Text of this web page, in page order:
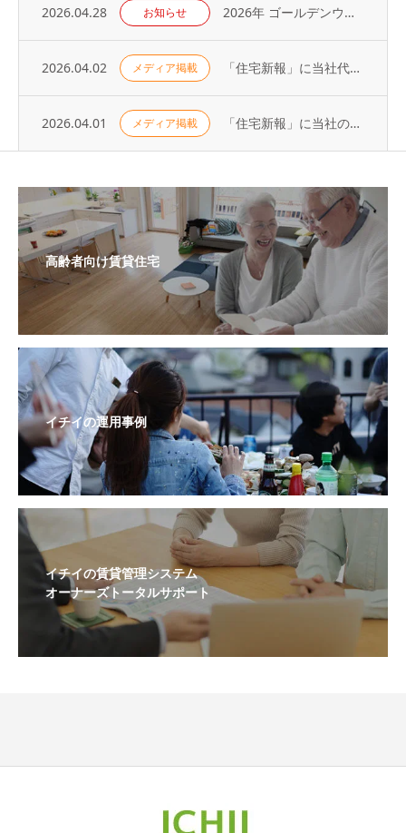
2026.04.28 お知らせ 2026年 ゴールデンウィーク休業のお知らせ
2026.04.02 メディア掲載 「住宅新報」に当社代表の取材記事が掲載されました（2026年3月31日号）
2026.04.01 メディア掲載 「住宅新報」に当社の取り組みが掲載されました（2026年3月24日号）
高齢者向け賃貸住宅
イチイの運用事例
イチイの賃貸管理システム
オーナーズトータルサポート